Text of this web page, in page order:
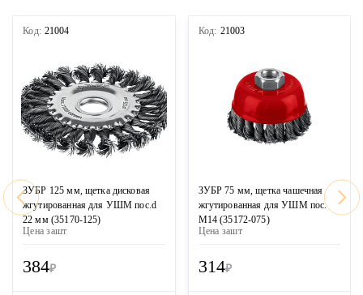
Код: 21004
ЗУБР 125 мм, щетка дисковая
жгутированная для УШМ пос.d
22 мм (35170-125)
Цена зашт
384₽
Код: 21003
ЗУБР 75 мм, щетка чашечная
жгутированная для УШМ пос.
М14 (35172-075)
Цена зашт
314₽